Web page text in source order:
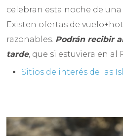
celebran esta noche de
Existen ofertas de
razonables. Podrán recibir
tarde, que si estuviera en al
Sitios de interés de las